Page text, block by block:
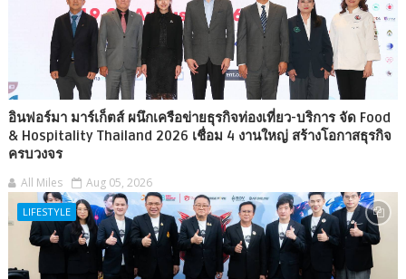
อินฟอร์มา มาร์เก็ตส์ ผนึกเครือข่ายธุรกิจท่องเที่ยว-บริการ จัด Food
& Hospitality Thailand 2026 เชื่อม 4 งานใหญ่ สร้างโอกาสธุรกิจ
ครบวงจร
All Miles Aug 05, 2026
LIFESTYLE